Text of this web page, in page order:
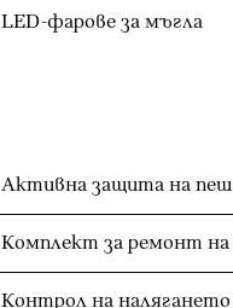
LED-фарове за мъгла
Активна защита на
Комплект за ремонт на
Контрол на